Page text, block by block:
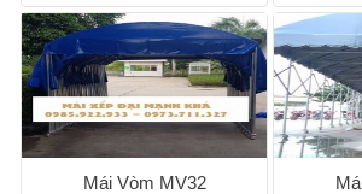
Mái Vòm MV32